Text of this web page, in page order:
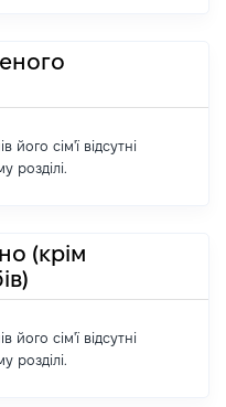
його сім'ї відсутні
розділі.
(крім
його сім'ї відсутні
розділі.